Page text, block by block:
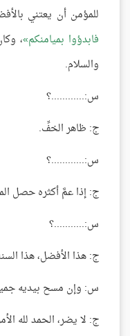
للمؤمن أن يعتني
فابدؤوا بميامنكم ،
والسلام.
س:............؟
ج: ظاهر الخفِّ.
س:............؟
ج: إذا عمَّ أكثره حصل
س:...........؟
ج: هذا الأفضل، هذا
س: وإن مسح بيديه
ج: لا يضر، الحمد لله